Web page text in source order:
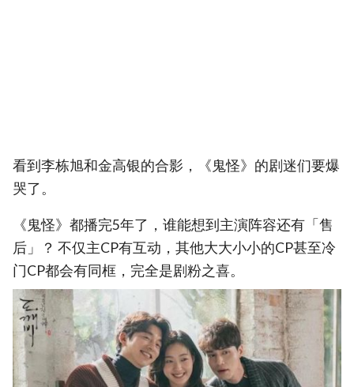
看到李栋旭和金高银的合影，《鬼怪》的剧迷们要爆
哭了。
《鬼怪》都播完5年了，谁能想到主演阵容还有「售
后」？ 不仅主CP有互动，其他大大小小的CP甚至冷
门CP都会有同框，完全是剧粉之喜。